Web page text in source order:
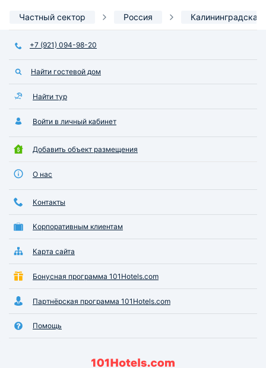
Частный сектор Россия Калининградская
+7 (921) 094-98-20
Найти гостевой дом
Найти тур
Войти в личный кабинет
Добавить объект размещения
О нас
Контакты
Корпоративным клиентам
Карта сайта
Бонусная программа 101Hotels.com
Партнёрская программа 101Hotels.com
Помощь